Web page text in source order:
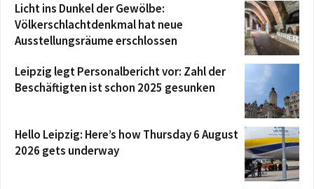
Licht ins Dunkel der Gewölbe:
Völkerschlachtdenkmal hat neue
Ausstellungsräume erschlossen
Leipzig legt Personalbericht vor: Zahl der
Beschäftigten ist schon 2025 gesunken
Hello Leipzig: Here’s how Thursday 6 August
2026 gets underway